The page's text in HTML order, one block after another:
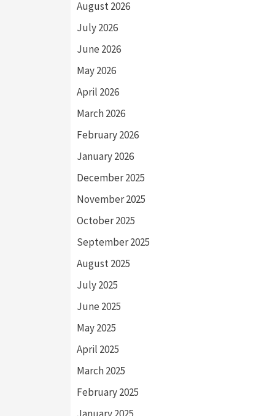
August 2026
July 2026
June 2026
May 2026
April 2026
March 2026
February 2026
January 2026
December 2025
November 2025
October 2025
September 2025
August 2025
July 2025
June 2025
May 2025
April 2025
March 2025
February 2025